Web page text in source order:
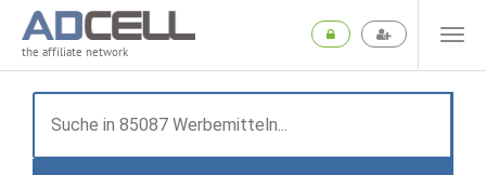
the affiliate network